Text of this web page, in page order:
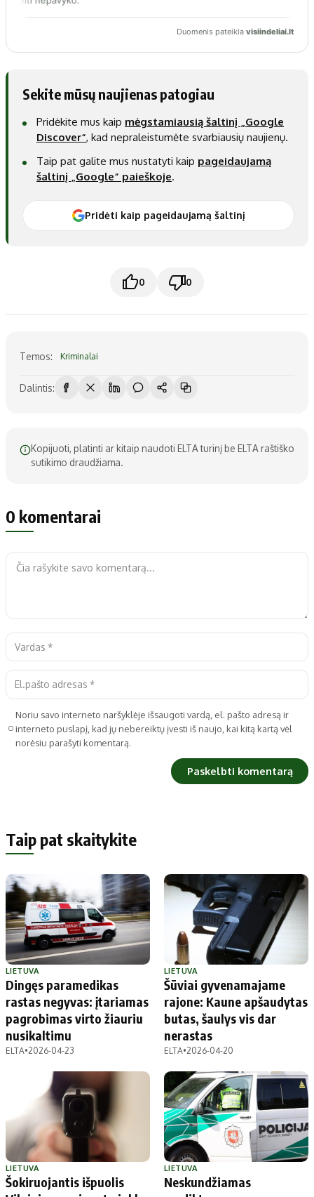
Sekite mūsų naujienas patogiau
Pridėkite mus kaip mėgstamiausią šaltinį „Google
Discover“, kad nepraleistumėte svarbiausių naujienų.
Taip pat galite mus nustatyti kaip pageidaujamą
šaltinį „Google“ paieškoje.
Pridėti kaip pageidaujamą šaltinį
0 0
Temos: Kriminalai
Dalintis:
Kopijuoti, platinti ar kitaip naudoti ELTA turinį be ELTA raštiško
sutikimo draudžiama.
0 komentarai
Noriu savo interneto naršyklėje išsaugoti vardą, el. pašto adresą ir
interneto puslapį, kad jų nebereiktų įvesti iš naujo, kai kitą kartą vėl
norėsiu parašyti komentarą.
Taip pat skaitykite
LIETUVA
Dingęs paramedikas
rastas negyvas: įtariamas
pagrobimas virto žiauriu
nusikaltimu
ELTA•2026-04-23
LIETUVA
Šūviai gyvenamajame
rajone: Kaune apšaudytas
butas, šaulys vis dar
nerastas
ELTA•2026-04-20
LIETUVA
Šokiruojantis išpuolis
LIETUVA
Neskundžiamas